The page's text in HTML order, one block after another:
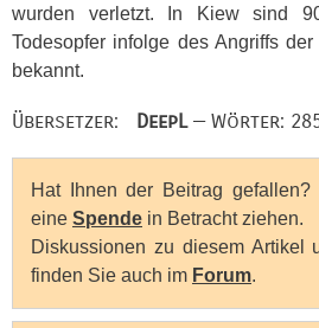
wurden verletzt. In Kiew sind
Todesopfer infolge des Angriffs
bekannt.
Übersetzer: DeepL— Wörter:
Hat Ihnen der Beitrag
eine Spende in Betracht ziehen.
Diskussionen zu diesem Artikel
finden Sie auch im Forum.